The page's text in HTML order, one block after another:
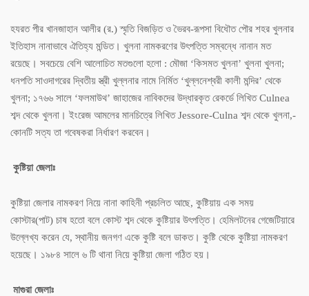
হযরত পীর খানজাহান আলীর (র.) স্মৃতি বিজড়িত ও ভৈরব-রূপসা বিধৌত পৌর শহর খুলনার
ইতিহাস নানাভাবে ঐতিহ্য মন্ডিত। খুলনা নামকরণের উৎপত্তি সম্বন্ধে নানান মত
রয়েছে। সবচেয়ে বেশি আলোচিত মতগুলো হলো : মৌজা ‘কিসমত খুলনা’ খুলনা খুলনা;
ধনপতি সাওদাগরের দ্বিতীয় স্ত্রী খুল্লনার নামে নির্মিত ‘খুল্লনেশ্বরী কালী মন্দির’ থেকে
খুলনা; ১৭৬৬ সালে ‘ফলমাউথ’ জাহাজের নাবিকদের উদ্ধারকৃত রেকর্ডে লিখিত Culnea
শব্দ থেকে খুলনা। ইংরেজ আমলের মানচিত্রে লিখিত Jessore-Culna শব্দ থেকে খুলনা,-
কোনটি সত্য তা গবেষকরা নির্ধারণ করবেন।
কুষ্টিয়া জেলাঃ
কুষ্টিয়া জেলার নামকরণ নিয়ে নানা কাহিনী প্রচলিত আছে, কুষ্টিয়ায় এক সময়
কোস্টার(পাট) চাষ হতো বলে কোস্ট শব্দ থেকে কুষ্টিয়ার উৎপত্তি। হেমিলটনের গেজেটিয়ারে
উল্লেখ্য করেন যে, স্থানীয় জনগণ একে কুষ্টি বলে ডাকত। কুষ্টি থেকে কুষ্টিয়া নামকরণ
হয়েছে। ১৯৮৪ সালে ৬ টি থানা নিয়ে কুষ্টিয়া জেলা গঠিত হয়।
মাগুরা জেলাঃ